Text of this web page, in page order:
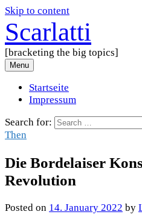
Skip to content
Scarlatti
[bracketing the big topics]
Menu
Startseite
Impressum
Search for:
Then
Die Bordelaiser
Revolution
Posted on 14. January 2022 by